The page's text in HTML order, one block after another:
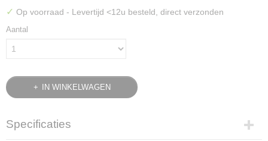
✓ Op voorraad - Levertijd <12u besteld, direct verzonden
Aantal
IN WINKELWAGEN
Specificaties